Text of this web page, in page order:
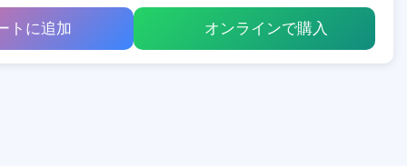
トに追加 オンラインで購入